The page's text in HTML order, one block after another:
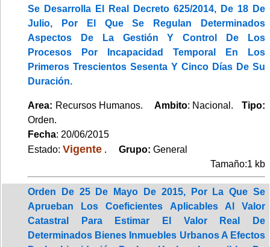
Se Desarrolla El Real Decreto 625/2014, De 18 De
Julio, Por El Que Se Regulan Determinados
Aspectos De La Gestión Y Control De Los
Procesos Por Incapacidad Temporal En Los
Primeros Trescientos Sesenta Y Cinco Días De Su
Duración.
Area: Recursos Humanos. Ambito: Nacional.Tipo:
Orden.
Fecha: 20/06/2015
Estado: Vigente . Grupo: General
Tamaño:1 kb
Orden De 25 De Mayo De 2015, Por La Que Se
Aprueban Los Coeficientes Aplicables Al Valor
Catastral Para Estimar El Valor Real De
Determinados Bienes Inmuebles Urbanos A Efectos